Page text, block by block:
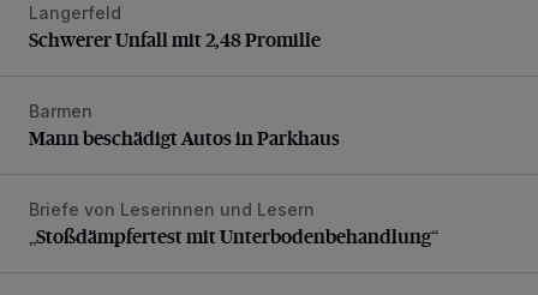
Schwerer Unfall mit 2,48 Promille
Langerfeld
Schwerer Unfall mit 2,48 Promille
Mann beschädigt Autos in Parkhaus
Barmen
Mann beschädigt Autos in Parkhaus
„Stoßdämpfertest mit Unterbodenbehandlung“
Briefe von Leserinnen und Lesern
„Stoßdämpfertest mit Unterbodenbehandlung“